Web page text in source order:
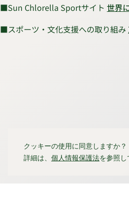
■Sun Chlorella Sportサイト 世界
■スポーツ・文化支援への取り組み
クッキーの使用に同意しますか？
詳細は、 個人情報保護法を参照し